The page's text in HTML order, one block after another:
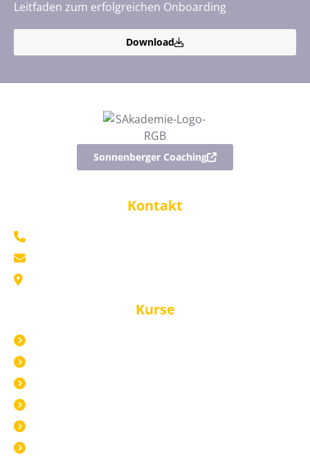
Leitfaden zum erfolgreichen Onboarding
Download
Sonnenberger Coaching
Kontakt
Kurse